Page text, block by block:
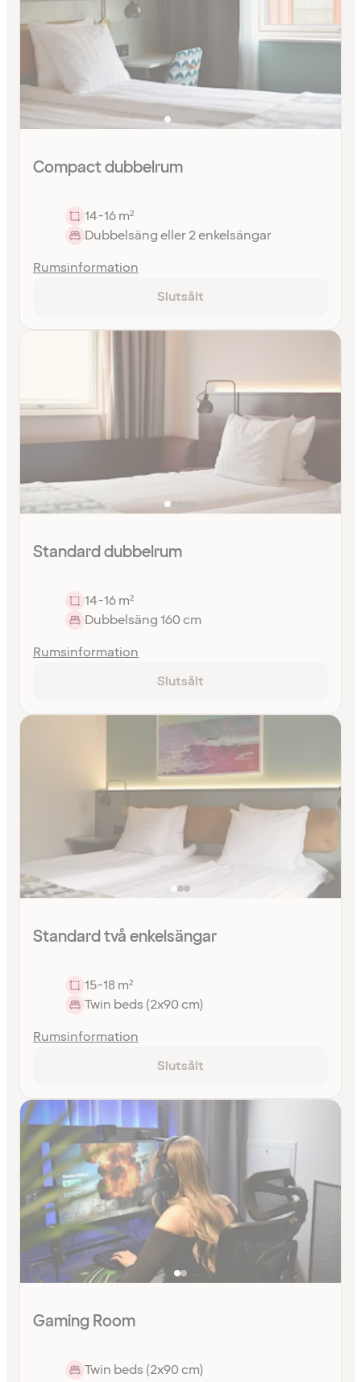
Compact dubbelrum
14-16 m²
Dubbelsäng eller 2 enkelsängar
Rumsinformation
Slutsålt
Standard dubbelrum
14-16 m²
Dubbelsäng 160 cm
Rumsinformation
Slutsålt
Standard två enkelsängar
15-18 m²
Twin beds (2x90 cm)
Rumsinformation
Slutsålt
Gaming Room
Twin beds (2x90 cm)